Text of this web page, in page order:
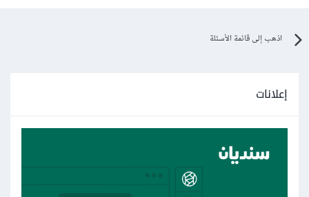
اذهب إلى قائمة الأسئلة
إعلانات